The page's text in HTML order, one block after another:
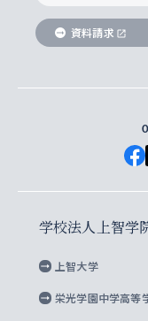
Futures）
総合人間科
経済学研
グローバル
アメリカ・
メディア
水稀少社会
先進機械
企業の採用
学費・奨学金
学部入学
国による
大学院生対
海外留学
ダイバーシ
上智大学のネ
父母・保
学外とのネ
上智大学の
上智大学
英文広報誌
上智大学の
上智大学ビ
上智大学
上智大学へ
上智大学の公
上智大学
キャンパス
資料請求
学校法人上智学
上智大学
栄光学園中学高等